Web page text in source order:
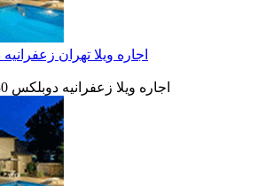
اجاره ویلا تهران زعفرانیه دوبلکس
اجاره ویلا زعفرانیه دوبلکس 730 متر و 30متر سرای